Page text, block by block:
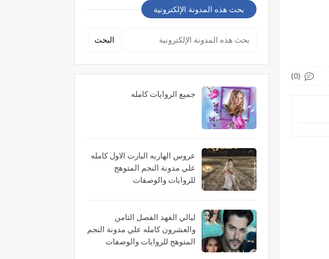
(0)
بحث هذه المدونة الإلكترونية
جميع الروايات كامله
عروس الهاربه البارت الاول كامله
علي مدونة النجم المتوهج
للروايات والوصفات
ليالي الفهد الفصل الثامن
والعشرون كامله علي مدونة النجم
المتوهج للروايات والوصفات